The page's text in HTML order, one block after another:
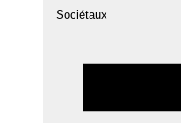
Sociétaux